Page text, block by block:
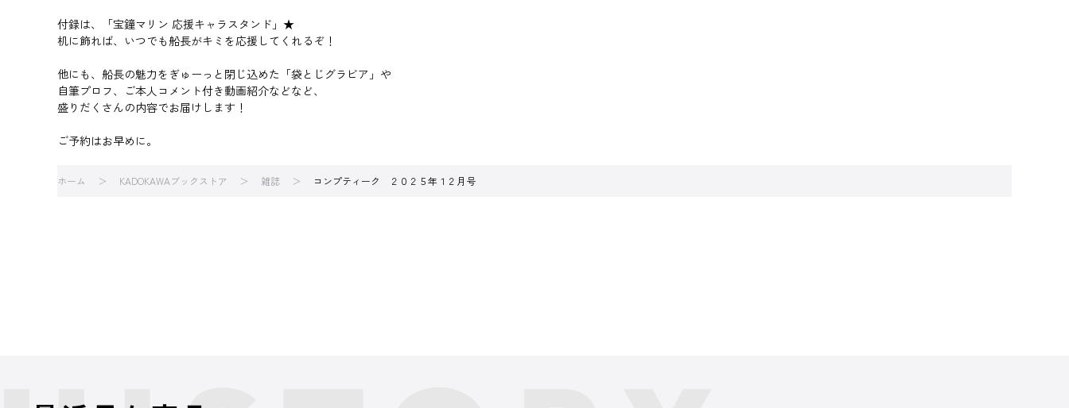
付録は、「宝鐘マリン 応援キャラスタンド」★
机に飾れば、いつでも船長がキミを応援してくれるぞ！
他にも、船長の魅力をぎゅーっと閉じ込めた「袋とじグラビア」や
自筆プロフ、ご本人コメント付き動画紹介などなど、
盛りだくさんの内容でお届けします！
ご予約はお早めに。
ホーム KADOKAWAブックストア 雑誌 コンプティーク ２０２５年１２月号